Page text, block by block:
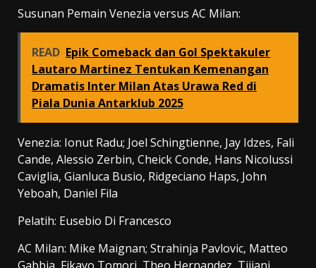
Susunan Pemain Venezia versus AC Milan:
READ Epik Comeback dan Gol Spektakuler
Lautaro Martinez Tentukan Kemenangan
Dramatis Inter Milan Atas Urawa Red di
Piala Dunia Antarklub 2025
Venezia: Ionut Radu; Joel Schingtienne, Jay Idzes, Fali
Cande, Alessio Zerbin, Cheick Conde, Hans Nicolussi
Caviglia, Gianluca Busio, Ridgeciano Haps, John
Yeboah, Daniel Fila
Pelatih: Eusebio Di Francesco
AC Milan: Mike Maignan; Strahinja Pavlovic, Matteo